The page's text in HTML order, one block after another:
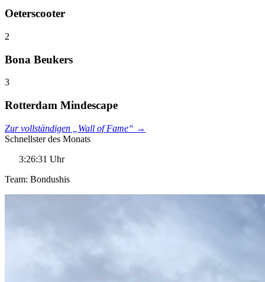
Oeterscooter
2
Bona Beukers
3
Rotterdam Mindescape
Zur vollständigen „Wall of Fame“ →
Schnellster des Monats
3:26:31 Uhr
Team: Bondushis